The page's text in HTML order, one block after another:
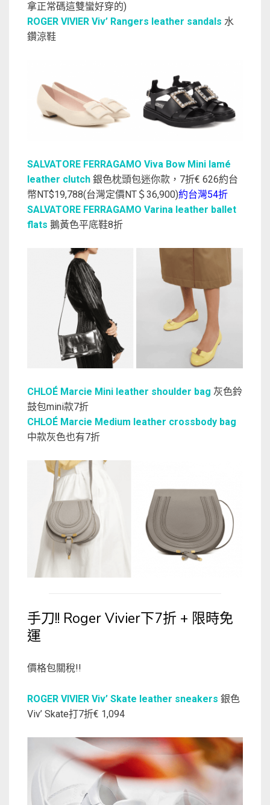
拿正常碼這雙蠻好穿的)
ROGER VIVIER Viv’ Rangers leather sandals 水
鑽涼鞋
SALVATORE FERRAGAMO Viva Bow Mini lamé
leather clutch 銀色枕頭包迷你款，7折€ 626約台
幣NT$19,788(台灣定價NT＄36,900)約台灣54折
SALVATORE FERRAGAMO Varina leather ballet
flats 鵝黃色平底鞋8折
CHLOÉ Marcie Mini leather shoulder bag 灰色鈴
鼓包mini款7折
CHLOÉ Marcie Medium leather crossbody bag
中款灰色也有7折
手刀!! Roger Vivier下7折 + 限時免
運
價格包關稅!!
ROGER VIVIER Viv’ Skate leather sneakers 銀色
Viv’ Skate打7折€ 1,094